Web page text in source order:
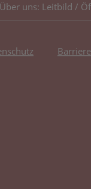
Über uns: Leitbild /